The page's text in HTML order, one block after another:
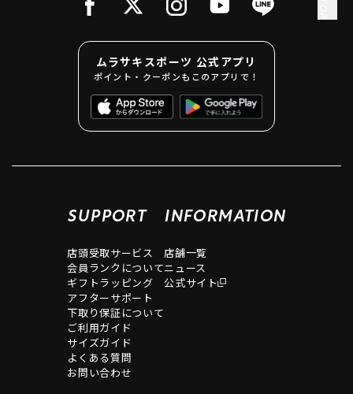
ムラサキスポーツ 公式アプリ
ポイント・クーポンもこのアプリで！
SUPPORT
店頭受取サービス
会員ランクについて
ギフトラッピング
アフターサポート
下取り保証について
ご利用ガイド
サイズガイド
よくある質問
お問い合わせ
INFORMATION
店舗一覧
ニュース
公式サイト